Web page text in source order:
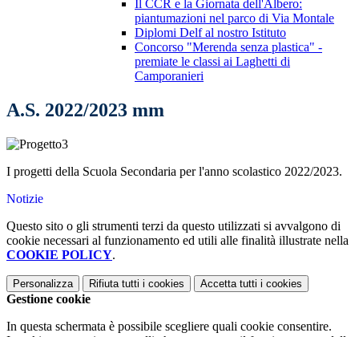
Il CCR e la Giornata dell'Albero:
piantumazioni nel parco di Via Montale
Diplomi Delf al nostro Istituto
Concorso "Merenda senza plastica" -
premiate le classi ai Laghetti di
Camporanieri
A.S. 2022/2023 mm
I progetti della Scuola Secondaria per l'anno scolastico 2022/2023.
Notizie
Questo sito o gli strumenti terzi da questo utilizzati si avvalgono di
cookie necessari al funzionamento ed utili alle finalità illustrate nella
COOKIE POLICY.
Personalizza Rifiuta tutti i cookies Accetta tutti i cookies
Gestione cookie
In questa schermata è possibile scegliere quali cookie consentire.